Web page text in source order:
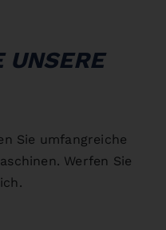
UNSERE
Sie umfangreiche
Werfen Sie